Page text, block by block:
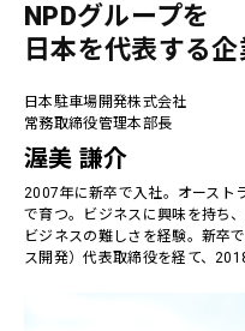
NPDグループを
日本を代表する企
日本駐車場開発株式会社
常務取締役管理本部長
渥美 謙介
2007年に新卒で入社。オースト
で育つ。ビジネスに興味を持ち
ビジネスの難しさを経験。新卒
ス開発）代表取締役を経て、